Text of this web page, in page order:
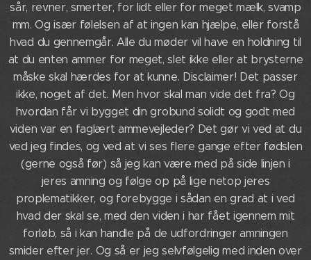
sår, revner, smerter, for lidt eller for meget mælk, svamp
mm. Og især følelsen af at ingen kan hjælpe, eller forstå
hvad du gennemgår. Alle du møder vil have en holdning til
at du enten ammer for meget, slet ikke eller at brysterne
måske skal hærdes for at kunne. Disclaimer! Det passer
ikke, noget af det. Men hvor skal man vide det fra? Og
hvordan får vi bygget din grobund solidt og godt med
viden var en faglært ammevejleder? Det gør vi ved at du
ved jeg findes, og ved at vi ses flere gange efter fødslen
(gerne også før) så jeg kan være med på side linjen i
jeres amning og følge op på lige netop jeres
proplematikker, og forebygge i sådan en grad at i ved
hvad der skal se, med den viden i har fået igennem mit
forløb, så i kan handle på de udfordringer amningen
smider efter jer. Og så er jeg selvfølgelig med inden over